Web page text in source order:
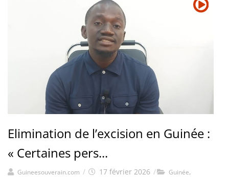
Elimination de l’excision en Guinée :
« Certaines pers...
Guineesouverain.com / 17 février 2026 / Guinée,